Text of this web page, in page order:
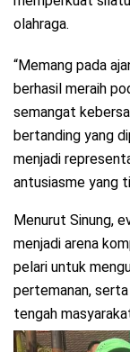
olahraga.
“Memang pada
berhasil meraih
semangat
bertanding yang
menjadi
antusiasme yang
Menurut Sinung,
menjadi arena
pelari untuk
pertemanan,
tengah